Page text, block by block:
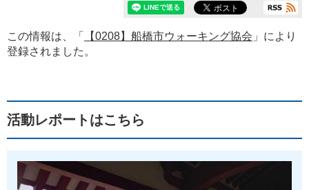
この情報は、「 【0208】船橋市ウォーキング協会 」により
登録されました。
活動レポートはこちら